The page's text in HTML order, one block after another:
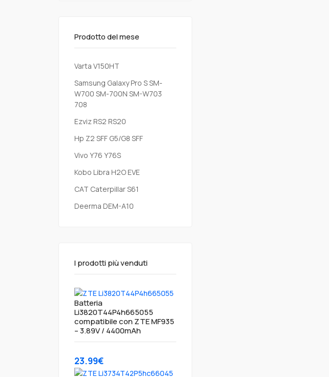
Prodotto del mese
Varta V150HT
Samsung Galaxy Pro S SM-
W700 SM-700N SM-W703
708
Ezviz RS2 RS20
Hp Z2 SFF G5/G8 SFF
Vivo Y76 Y76S
Kobo Libra H2O EVE
CAT Caterpillar S61
Deerma DEM-A10
I prodotti più venduti
Batteria
Li3820T44P4h665055
compatibile con ZTE MF935
– 3.89V / 4400mAh
23.99€